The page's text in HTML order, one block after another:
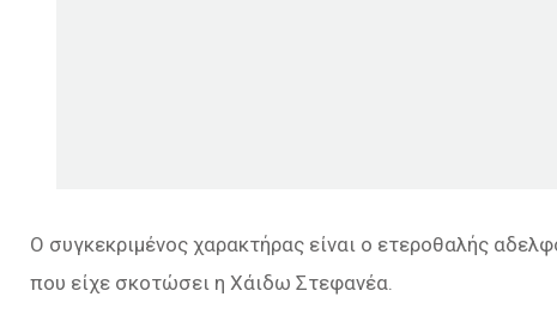
Ο συγκεκριμένος χαρακτήρας είναι ο ετεροθαλής
που είχε σκοτώσει η Χάιδω Στεφανέα.